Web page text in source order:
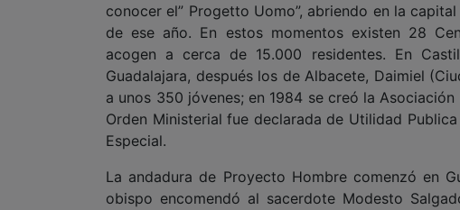
conocer el” Progetto Uomo”, abriendo en la
de ese año. En estos momentos existen 28
acogen a cerca de 15.000 residentes. En
Guadalajara, después los de Albacete, Daimiel
a unos 350 jóvenes; en 1984 se creó la
Orden Ministerial fue declarada de Utilidad
Especial.
La andadura de Proyecto Hombre comenzó en
obispo encomendó al sacerdote Modesto